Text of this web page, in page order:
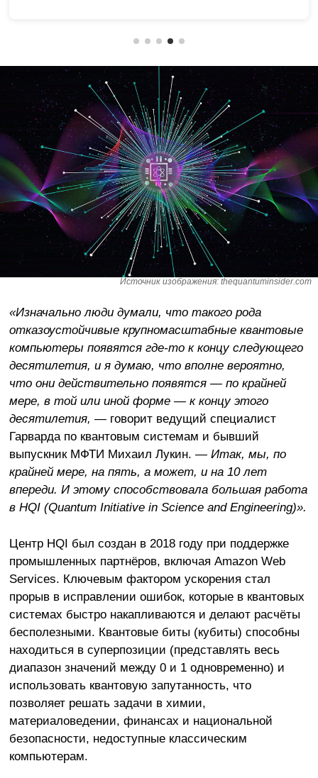
Источник изображения: thequantuminsider.com
«Изначально люди думали, что такого рода
отказоустойчивые крупномасштабные квантовые
компьютеры появятся где-то к концу следующего
десятилетия, и я думаю, что вполне вероятно,
что они действительно появятся — по крайней
мере, в той или иной форме — к концу этого
десятилетия, — говорит ведущий специалист
Гарварда по квантовым системам и бывший
выпускник МФТИ Михаил Лукин. — Итак, мы, по
крайней мере, на пять, а может, и на 10 лет
впереди. И этому способствовала большая работа
в HQI (Quantum Initiative in Science and Engineering)».
Центр HQI был создан в 2018 году при поддержке
промышленных партнёров, включая Amazon Web
Services. Ключевым фактором ускорения стал
прорыв в исправлении ошибок, которые в квантовых
системах быстро накапливаются и делают расчёты
бесполезными. Квантовые биты (кубиты) способны
находиться в суперпозиции (представлять весь
диапазон значений между 0 и 1 одновременно) и
использовать квантовую запутанность, что
позволяет решать задачи в химии,
материаловедении, финансах и национальной
безопасности, недоступные классическим
компьютерам.